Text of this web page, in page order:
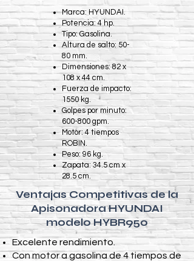
Marca: HYUNDAI.
Potencia: 4 hp.
Tipo: Gasolina.
Altura de salto: 50-
80 mm.
Dimensiones: 82 x
108 x 44 cm.
Fuerza de impacto:
1550 kg.
Golpes por minuto:
600-800 gpm.
Motor: 4 tiempos
ROBIN.
Peso: 96 kg.
Zapata: 34.5 cm x
28.5 cm.
Ventajas Competitivas de la
Apisonadora HYUNDAI
modelo HYBR950
​Excelente rendimiento.
Con motor a gasolina de 4 tiempos de